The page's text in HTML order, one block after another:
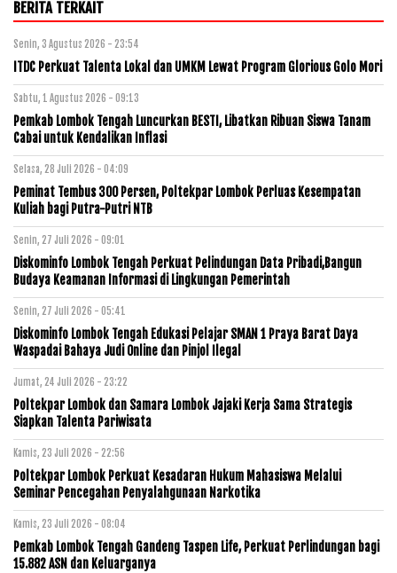
BERITA TERKAIT
Senin, 3 Agustus 2026 - 23:54
ITDC Perkuat Talenta Lokal dan UMKM Lewat Program Glorious Golo Mori
Sabtu, 1 Agustus 2026 - 09:13
Pemkab Lombok Tengah Luncurkan BESTI, Libatkan Ribuan Siswa Tanam
Cabai untuk Kendalikan Inflasi
Selasa, 28 Juli 2026 - 04:09
Peminat Tembus 300 Persen, Poltekpar Lombok Perluas Kesempatan
Kuliah bagi Putra-Putri NTB
Senin, 27 Juli 2026 - 09:01
Diskominfo Lombok Tengah Perkuat Pelindungan Data Pribadi,Bangun
Budaya Keamanan Informasi di Lingkungan Pemerintah
Senin, 27 Juli 2026 - 05:41
Diskominfo Lombok Tengah Edukasi Pelajar SMAN 1 Praya Barat Daya
Waspadai Bahaya Judi Online dan Pinjol Ilegal
Jumat, 24 Juli 2026 - 23:22
Poltekpar Lombok dan Samara Lombok Jajaki Kerja Sama Strategis
Siapkan Talenta Pariwisata
Kamis, 23 Juli 2026 - 22:56
Poltekpar Lombok Perkuat Kesadaran Hukum Mahasiswa Melalui
Seminar Pencegahan Penyalahgunaan Narkotika
Kamis, 23 Juli 2026 - 08:04
Pemkab Lombok Tengah Gandeng Taspen Life, Perkuat Perlindungan bagi
15.882 ASN dan Keluarganya